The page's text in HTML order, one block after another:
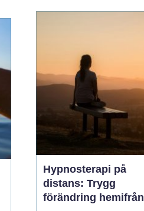
kan personen få tillgå...
Hypnosterapi på
distans: Trygg
förändring hemifrån